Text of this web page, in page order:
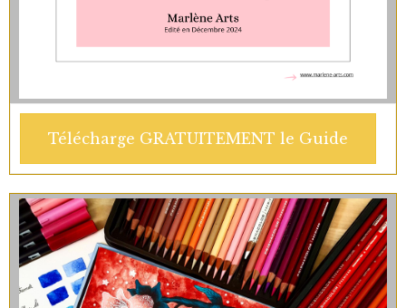
Télécharge GRATUITEMENT le Guide